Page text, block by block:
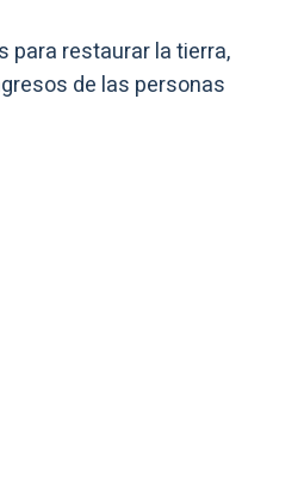
para restaurar la tierra,
de las personas